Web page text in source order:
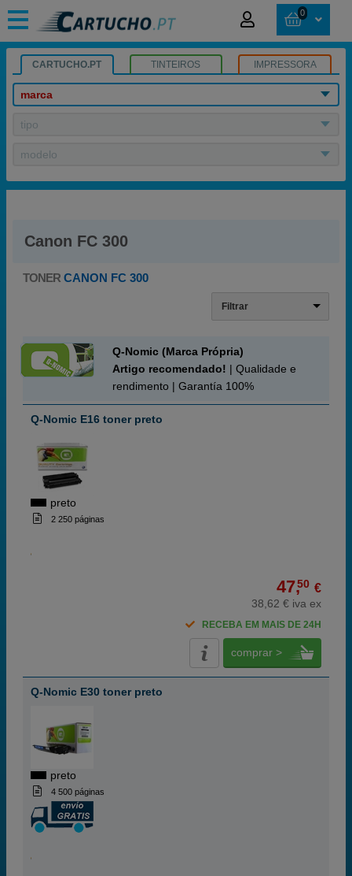
0
CARTUCHO.PT TINTEIROS IMPRESSORA
marca
tipo
modelo
Canon FC 300
TONER CANON FC 300
Filtrar
Q-Nomic (Marca Própria)
Artigo recomendado! | Qualidade e
rendimento | Garantía 100%
Q-Nomic E16 toner preto
preto
2 250 páginas
47,50 €
38,62 € iva ex
RECEBA EM MAIS DE 24H
comprar >
Q-Nomic E30 toner preto
preto
4 500 páginas